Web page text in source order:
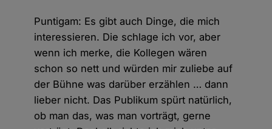
Puntigam: Es gibt auch Dinge, die mich
interessieren. Die schlage ich vor, aber
wenn ich merke, die Kollegen wären
schon so nett und würden mir zuliebe auf
der Bühne was darüber erzählen … dann
lieber nicht. Das Publikum spürt natürlich,
ob man das, was man vorträgt, gerne